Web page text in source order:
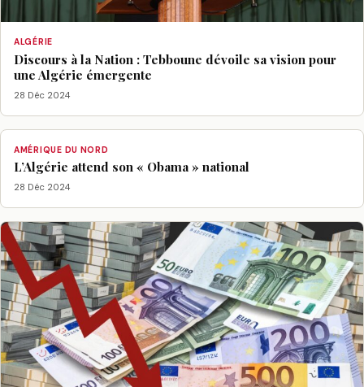
ALGÉRIE
Discours à la Nation : Tebboune dévoile sa vision pour
une Algérie émergente
28 Déc 2024
AMÉRIQUE DU NORD
L’Algérie attend son « Obama » national
28 Déc 2024